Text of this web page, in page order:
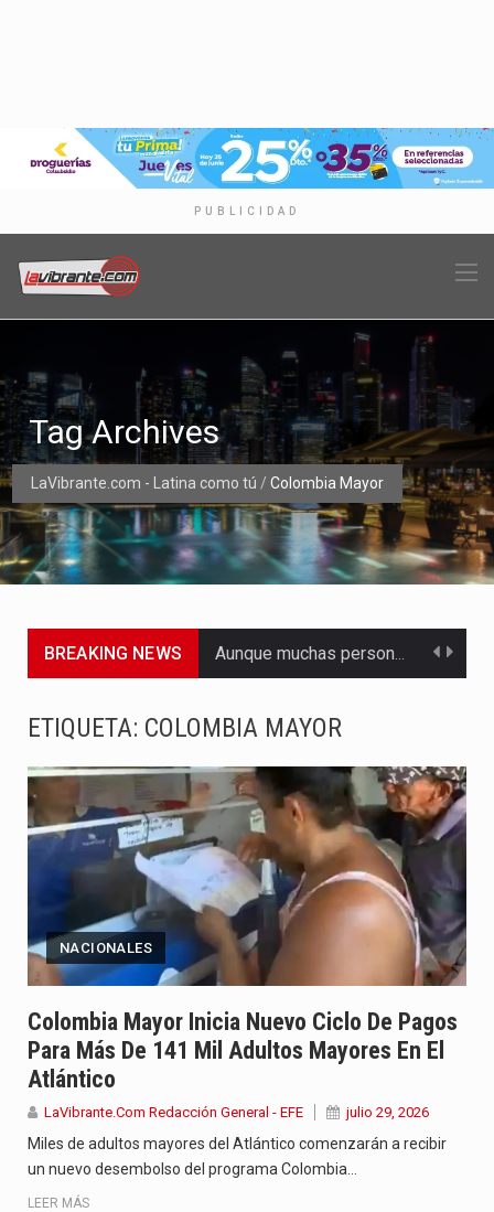
PUBLICIDAD
LaVibrante.com - Latina como tú / Colombia Mayor
Tag Archives
BREAKING NEWS Aunque muchas personas prefieren guardar silencio por vergüenza, la enfermedad…
El gobierno de Gustavo Petro llega a su fin dejando…
La decisión del Pacto Histórico de no asistir a la…
Las autoridades de Cali pusieron en marcha uno de los…
El nuevo sello discográfico fue presentado en Bogotá con un…
La Fundación para el Desarrollo Social, Ecológico y Cultural del…
Bogotá está de fiesta. La capital del país conmemora este…
ETIQUETA: COLOMBIA MAYOR
NACIONALES
Colombia Mayor Inicia Nuevo Ciclo De Pagos
Para Más De 141 Mil Adultos Mayores En El
Atlántico
LaVibrante.Com Redacción General - EFE julio 29, 2026
Miles de adultos mayores del Atlántico comenzarán a recibir
un nuevo desembolso del programa Colombia…
LEER MÁS